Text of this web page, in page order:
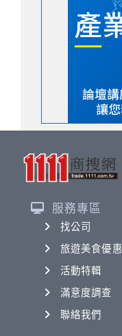
服務專區
找公司
旅遊美食優惠
活動特輯
滿意度調查
聯絡我們